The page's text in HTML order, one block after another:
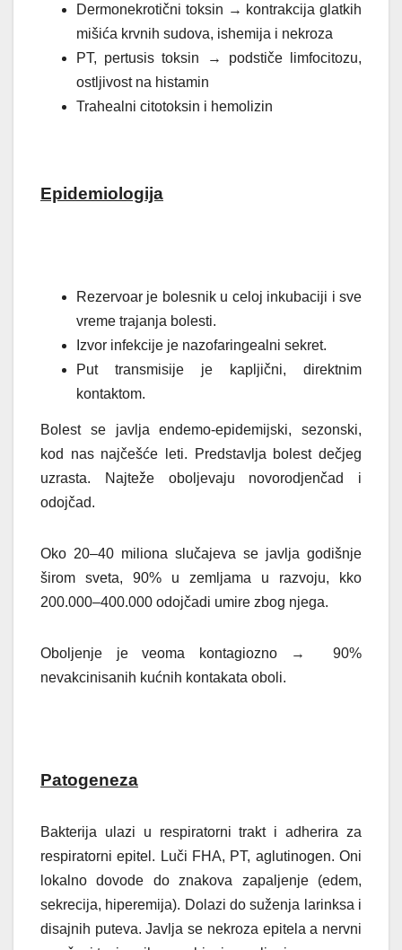
Dermonekrotični toksin → kontrakcija glatkih
mišića krvnih sudova, ishemija i nekroza
PT, pertusis toksin
→ podstiče limfocitozu,
ostljivost na histamin
Trahealni citotoksin i hemolizin
Epidemiologija
Rezervoar je bolesnik u celoj inkubaciji i sve
vreme trajanja bolesti.
Izvor infekcije je nazofaringealni sekret.
Put transmisije je kapljični, direktnim
kontaktom.
Bolest se javlja endemo-epidemijski, sezonski,
kod nas najčešće leti. Predstavlja bolest dečjeg
uzrasta. Najteže oboljevaju novorodjenčad i
odojčad.
Oko 20–40 miliona slučajeva se javlja godišnje
širom sveta, 90% u zemljama u razvoju, kko
200.000–400.000 odojčadi umire zbog njega.
Oboljenje je veoma kontagiozno →
90%
nevakcinisanih kućnih kontakata oboli.
Patogeneza
Bakterija ulazi u respiratorni trakt i adherira za
respiratorni epitel. Luči FHA, PT, aglutinogen. Oni
lokalno dovode do znakova zapaljenje (edem,
sekrecija, hiperemija). Dolazi do suženja larinksa i
disajnih puteva. Javlja se nekroza epitela a nervni